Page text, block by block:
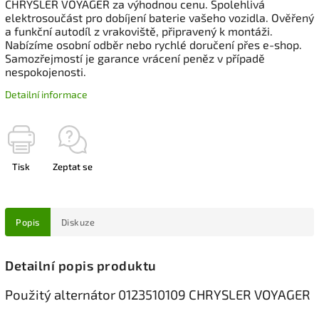
CHRYSLER VOYAGER za výhodnou cenu. Spolehlivá
elektrosoučást pro dobíjení baterie vašeho vozidla. Ověřený
a funkční autodíl z vrakoviště, připravený k montáži.
Nabízíme osobní odběr nebo rychlé doručení přes e-shop.
Samozřejmostí je garance vrácení peněz v případě
nespokojenosti.
Detailní informace
Tisk Zeptat se
Popis Diskuze
Detailní popis produktu
Použitý alternátor 0123510109 CHRYSLER VOYAGER